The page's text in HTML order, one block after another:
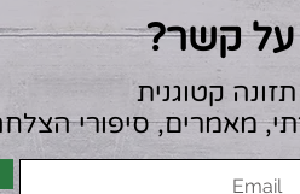
על קשר?
קטוגנית
מאמרים, סיפורי